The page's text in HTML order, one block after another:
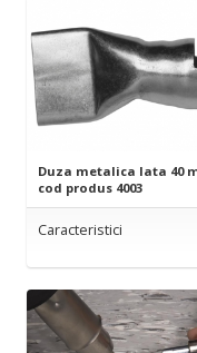
Duza metalica lata 40
cod produs 4003
Caracteristici